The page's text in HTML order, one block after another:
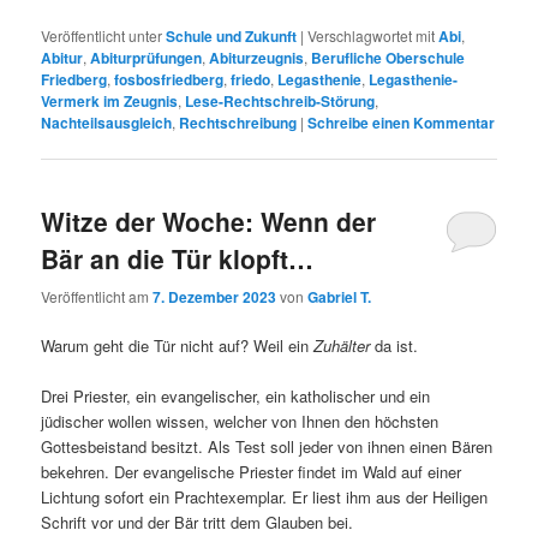
Veröffentlicht unterSchule und Zukunft |Verschlagwortet mitAbi,
Abitur,Abiturprüfungen,Abiturzeugnis, Berufliche Oberschule
Friedberg,fosbosfriedberg,friedo, Legasthenie, Legasthenie-
Vermerk im Zeugnis, Lese-Rechtschreib-Störung,
Nachteilsausgleich, Rechtschreibung |Schreibe einen Kommentar
Witze der Woche: Wenn der
Bär an die Tür klopft…
Veröffentlicht am7. Dezember 2023vonGabriel T.
Warum geht die Tür nicht auf? Weil einZuhälterda ist.
Drei Priester, ein evangelischer, ein katholischer und ein
jüdischer wollen wissen, welcher von Ihnen den höchsten
Gottesbeistand besitzt. Als Test soll jeder von ihnen einen Bären
bekehren. Der evangelische Priester findet im Wald auf einer
Lichtung sofort ein Prachtexemplar. Er liest ihm aus der Heiligen
Schrift vor und der Bär tritt dem Glauben bei.